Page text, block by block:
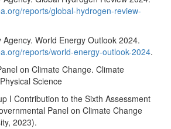
reports/global-hydrogen-review-
World Energy Outlook 2024.
reports/world-energy-outlook-2024.
on Climate Change. Climate
Science
I Contribution to the Sixth Assessment
Panel on Climate Change
2023).